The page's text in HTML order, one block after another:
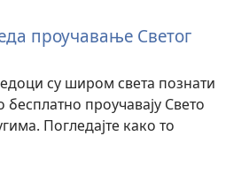
проучавање Светог
су широм света познати
проучавају Свето
Погледајте како то